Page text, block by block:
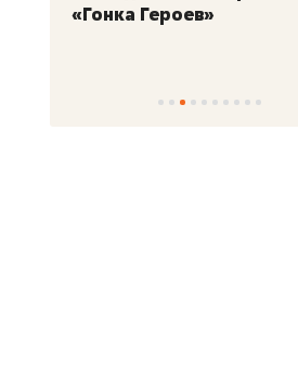
«Гонка Героев»